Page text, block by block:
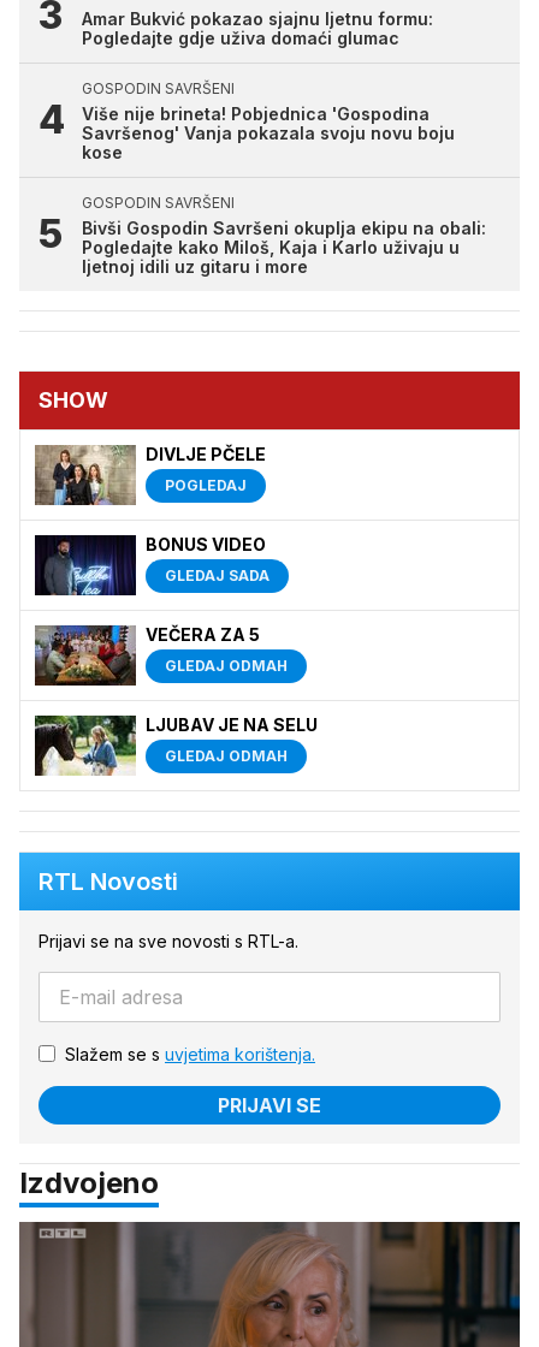
Amar Bukvić pokazao sjajnu ljetnu formu:
Pogledajte gdje uživa domaći glumac
GOSPODIN SAVRŠENI
Više nije brineta! Pobjednica 'Gospodina
Savršenog' Vanja pokazala svoju novu boju
kose
GOSPODIN SAVRŠENI
Bivši Gospodin Savršeni okuplja ekipu na obali:
Pogledajte kako Miloš, Kaja i Karlo uživaju u
ljetnoj idili uz gitaru i more
SHOW
DIVLJE PČELE
POGLEDAJ
BONUS VIDEO
GLEDAJ SADA
VEČERA ZA 5
GLEDAJ ODMAH
LJUBAV JE NA SELU
GLEDAJ ODMAH
RTL Novosti
Prijavi se na sve novosti s RTL-a.
Slažem se s uvjetima korištenja.
PRIJAVI SE
Izdvojeno